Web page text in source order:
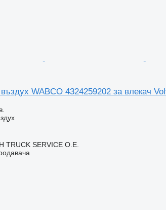
WABCO 4324259202 за влекач
SERVICE Ο.Ε.